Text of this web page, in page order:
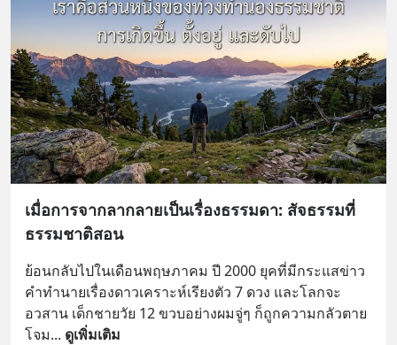
เมื่อการจากลากลายเป็นเรื่องธรรมดา: สัจธรรมที่
ธรรมชาติสอน
ย้อนกลับไปในเดือนพฤษภาคม ปี 2000 ยุคที่มีกระแสข่าว
คำทำนายเรื่องดาวเคราะห์เรียงตัว 7 ดวง และโลกจะ
อวสาน เด็กชายวัย 12 ขวบอย่างผมจู่ๆ ก็ถูกความกลัวตาย
โจม... ดูเพิ่มเติม